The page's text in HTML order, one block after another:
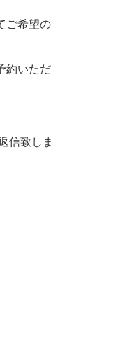
ご希望の
約いただ
信致しま